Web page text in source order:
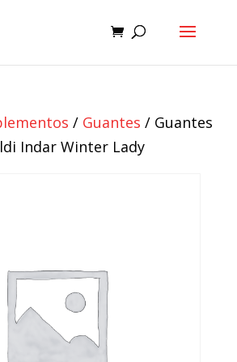
/ Guantes / Guantes
Indar Winter Lady